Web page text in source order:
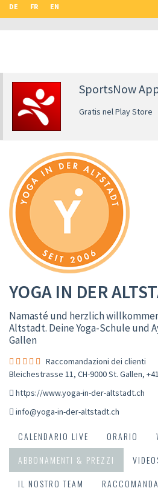
DE FR EN
SportsNow
Gratis nel Play Store
YOGA IN DER
Namasté und herzlich
Altstadt. Deine Yoga-Schule und
Gallen
Raccomandazioni dei clienti
Bleichestrasse 11, CH-9000 St. Gallen,
https://www.yoga-in-der-altstadt.ch
info@yoga-in-der-altstadt.ch
CALENDARIO LIVE ORARIO
ABBONAMENTI & PREZZI
IL NOSTRO TEAM